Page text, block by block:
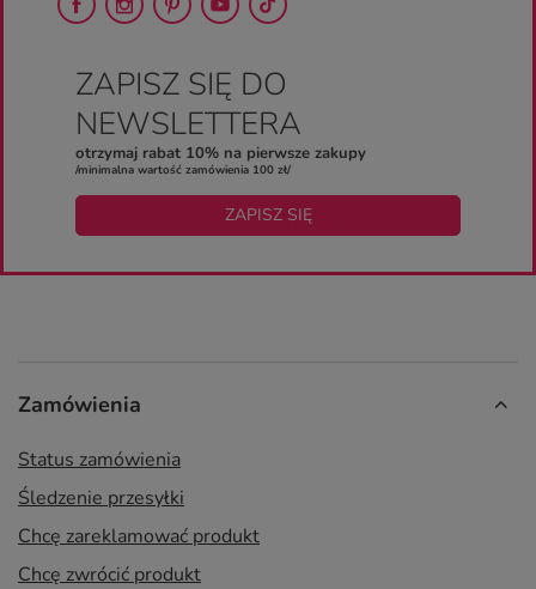
ZAPISZ SIĘ DO
NEWSLETTERA
otrzymaj rabat 10% na pierwsze zakupy
/minimalna wartość zamówienia 100 zł/
ZAPISZ SIĘ
Zamówienia
Status zamówienia
Śledzenie przesyłki
Chcę zareklamować produkt
Chcę zwrócić produkt